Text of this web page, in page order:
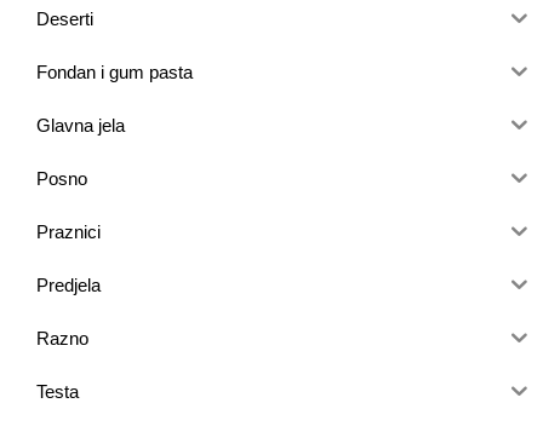
Deserti
Fondan i gum pasta
Glavna jela
Posno
Praznici
Predjela
Razno
Testa